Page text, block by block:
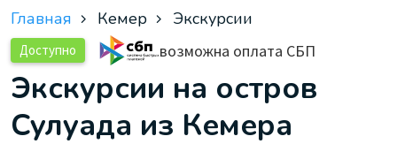
Главная Кемер Экскурсии
Доступно возможна оплата СБП
Экскурсии на остров
Сулуада из Кемера